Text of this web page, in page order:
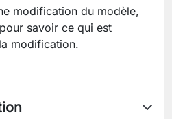
modification du modèle,
pour savoir ce qui est
modification.